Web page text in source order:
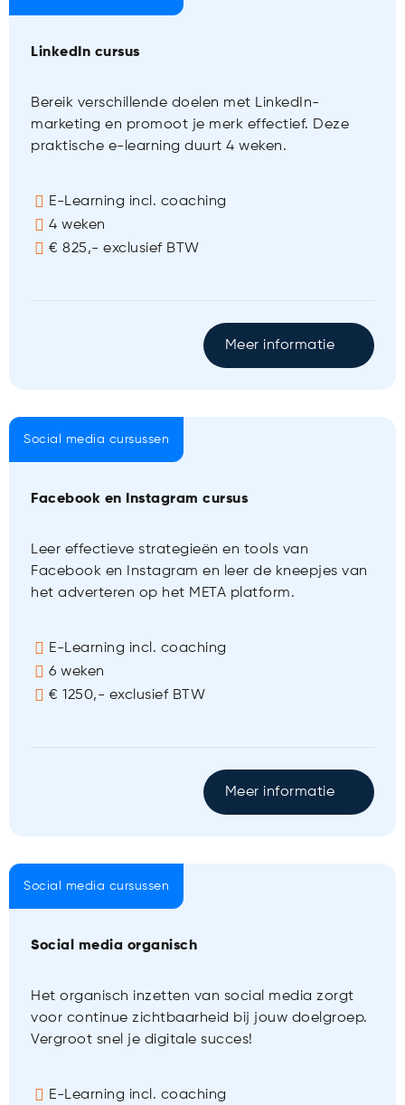
LinkedIn cursus
Bereik verschillende doelen met LinkedIn-
marketing en promoot je merk effectief. Deze
praktische e-learning duurt 4 weken.
E-Learning incl. coaching
4 weken
€ 825,- exclusief BTW
Meer informatie
Social media cursussen
Facebook en Instagram cursus
Leer effectieve strategieën en tools van
Facebook en Instagram en leer de kneepjes van
het adverteren op het META platform.
E-Learning incl. coaching
6 weken
€ 1250,- exclusief BTW
Meer informatie
Social media cursussen
Social media organisch
Het organisch inzetten van social media zorgt
voor continue zichtbaarheid bij jouw doelgroep.
Vergroot snel je digitale succes!
E-Learning incl. coaching